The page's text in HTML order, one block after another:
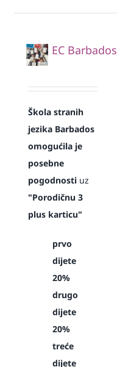
EC Barbados
Škola stranih
jezika Barbados
omogućila je
posebne
pogodnostiuz
"Porodičnu 3
plus karticu"
prvo
dijete
20%
drugo
dijete
20%
treće
dijete